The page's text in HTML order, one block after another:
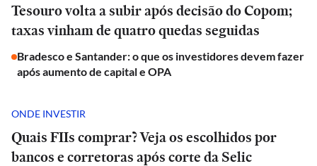
Tesouro volta a subir após decisão do Copom;
taxas vinham de quatro quedas seguidas
Bradesco e Santander: o que os investidores devem fazer
após aumento de capital e OPA
ONDE INVESTIR
Quais FIIs comprar? Veja os escolhidos por
bancos e corretoras após corte da Selic